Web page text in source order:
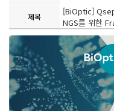
제목
[BiOptic]
NGS를 위한